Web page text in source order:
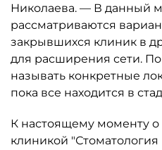
Николаева. — В данный
рассматриваются
закрывшихся клиник в
для расширения сети.
называть конкретные
пока все находится в
К настоящему моменту
клиникой